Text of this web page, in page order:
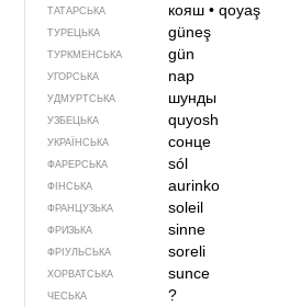
ТАТАРСЬКА кояш• qoyaş
ТУРЕЦЬКА güneş
ТУРКМЕНСЬКА gün
УГОРСЬКА nap
УДМУРТСЬКА шунды
УЗБЕЦЬКА quyosh
УКРАЇНСЬКА сонце
ФАРЕРСЬКА sól
ФІНСЬКА aurinko
ФРАНЦУЗЬКА soleil
ФРИЗЬКА sinne
ФРІУЛЬСЬКА soreli
ХОРВАТСЬКА sunce
ЧЕСЬКА ?